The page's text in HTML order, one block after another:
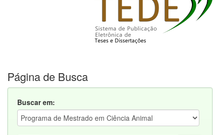
Página de Busca
Buscar em: